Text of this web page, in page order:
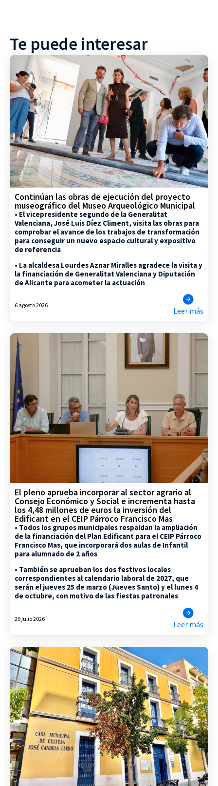
Te puede interesar
Continúan las obras de ejecución del proyecto
museográfico del Museo Arqueológico Municipal
• El vicepresidente segundo de la Generalitat
Valenciana, José Luis Díez Climent, visita las obras para
comprobar el avance de los trabajos de transformación
para conseguir un nuevo espacio cultural y expositivo
de referencia
• La alcaldesa Lourdes Aznar Miralles agradece la visita y
la financiación de Generalitat Valenciana y Diputación
de Alicante para acometer la actuación
6 agosto 2026
Leer más
El pleno aprueba incorporar al sector agrario al
Consejo Económico y Social e incrementa hasta
los 4,48 millones de euros la inversión del
Edificant en el CEIP Párroco Francisco Mas
• Todos los grupos municipales respaldan la ampliación
de la financiación del Plan Edificant para el CEIP Párroco
Francisco Mas, que incorporará dos aulas de Infantil
para alumnado de 2 años
• También se aprueban los dos festivos locales
correspondientes al calendario laboral de 2027, que
serán el jueves 25 de marzo (Jueves Santo) y el lunes 4
de octubre, con motivo de las fiestas patronales
29 julio 2026
Leer más